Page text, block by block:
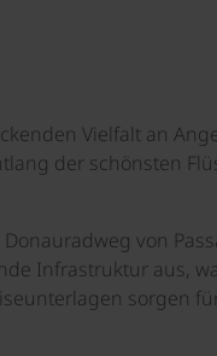
Vielfalt an
der schönsten
von
Infrastruktur aus,
sorgen